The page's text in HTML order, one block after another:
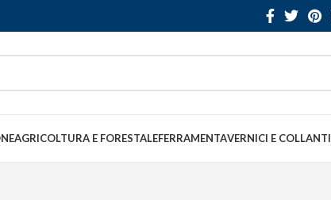
AGRICOLTURA E FORESTALEFERRAMENTAVERNICI E COLLANTI